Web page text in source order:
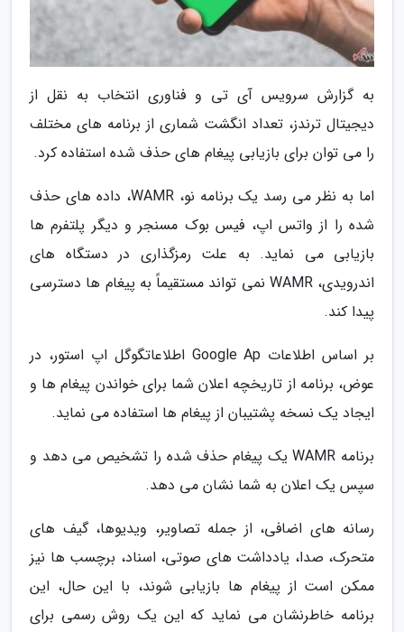
به گزارش سرویس آی تی و فناوری انتخاب به نقل از
دیجیتال ترندز، تعداد انگشت شماری از برنامه های مختلف
را می توان برای بازیابی پیغام های حذف شده استفاده کرد.
اما به نظر می رسد یک برنامه نو، WAMR، داده های حذف
شده را از واتس اپ، فیس بوک مسنجر و دیگر پلتفرم ها
بازیابی می نماید. به علت رمزگذاری در دستگاه های
اندرویدی، WAMR نمی تواند مستقیماً به پیغام ها دسترسی
پیدا کند.
بر اساس اطلاعات Google Ap اطلاعاتگوگل اپ استور، در
عوض، برنامه از تاریخچه اعلان شما برای خواندن پیغام ها و
ایجاد یک نسخه پشتیبان از پیغام ها استفاده می نماید.
برنامه WAMR یک پیغام حذف شده را تشخیص می دهد و
سپس یک اعلان به شما نشان می دهد.
رسانه های اضافی، از جمله تصاویر، ویدیوها، گیف های
متحرک، صدا، یادداشت های صوتی، اسناد، برچسب ها نیز
ممکن است از پیغام ها بازیابی شوند، با این حال، این
برنامه خاطرنشان می نماید که این یک روش رسمی برای